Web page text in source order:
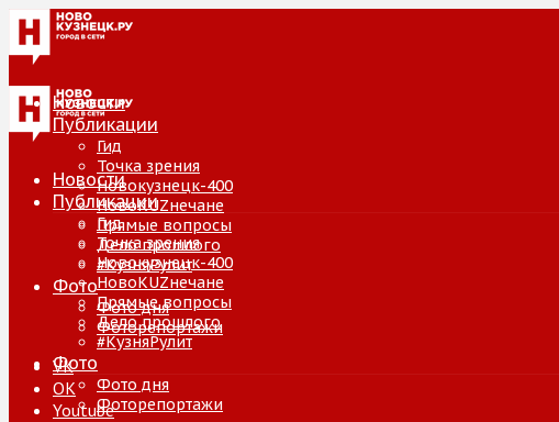
Новости
Публикации
Гид
Точка зрения
Новокузнецк-400
НовоKUZнечане
Прямые вопросы
Дело прошлого
#КузняРулит
Фото
Фото дня
Фоторепортажи
VK
ОК
Youtube
Новости
Публикации
Гид
Точка зрения
Новокузнецк-400
НовоKUZнечане
Прямые вопросы
Дело прошлого
#КузняРулит
Фото
Фото дня
Фоторепортажи